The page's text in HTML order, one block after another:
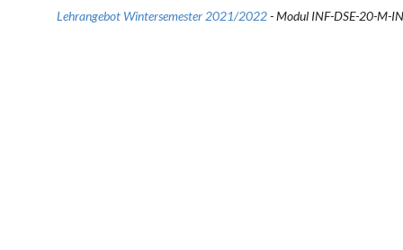
Lehrangebot Wintersemester 2021/2022- Modul INF-DSE-20-M-